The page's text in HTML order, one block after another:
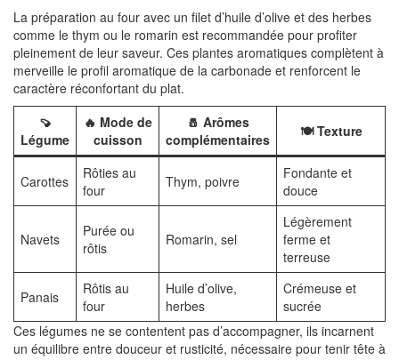
La préparation au four avec un filet d’huile d’olive et des herbes
comme le thym ou le romarin est recommandée pour profiter
pleinement de leur saveur. Ces plantes aromatiques complètent à
merveille le profil aromatique de la carbonade et renforcent le
caractère réconfortant du plat.
🍠
Légume
🔥 Mode de
cuisson
🧂 Arômes
complémentaires
🍽️ Texture
Carottes
Rôties au
four
Thym, poivre
Fondante et
douce
Navets
Purée ou
rôtis
Romarin, sel
Légèrement
ferme et
terreuse
Panais
Rôtis au
four
Huile d’olive,
herbes
Crémeuse et
sucrée
Ces légumes ne se contentent pas d’accompagner, ils incarnent
un équilibre entre douceur et rusticité, nécessaire pour tenir tête à